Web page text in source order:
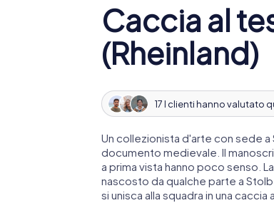
Caccia al
(Rheinland)
17 I clienti hanno valutato
Un collezionista d'arte con sede
documento medievale. Il
a prima vista hanno poco senso.
nascosto da qualche parte a
si unisca alla squadra in una